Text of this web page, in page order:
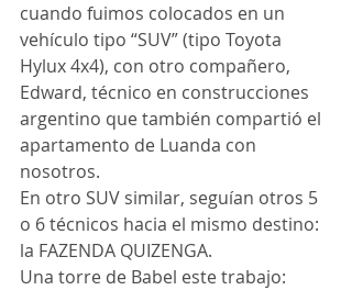
cuando fuimos colocados en un
vehículo tipo “SUV” (tipo Toyota
Hylux 4x4), con otro compañero,
Edward, técnico en construcciones
argentino que también compartió el
apartamento de Luanda con
nosotros.
En otro SUV similar, seguían otros 5
o 6 técnicos hacia el mismo destino:
la FAZENDA QUIZENGA.
Una torre de Babel este trabajo: